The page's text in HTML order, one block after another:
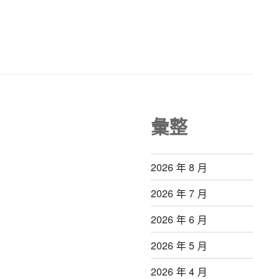
彙整
2026 年 8 月
2026 年 7 月
2026 年 6 月
2026 年 5 月
2026 年 4 月